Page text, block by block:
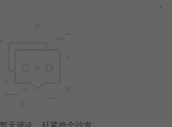
无评论，赶紧抢个沙发